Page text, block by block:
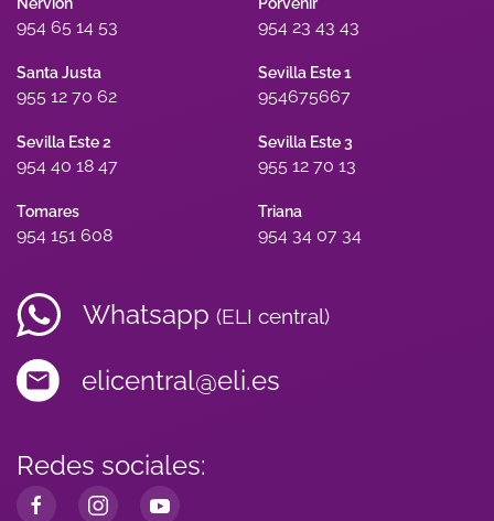
954 65 14 53 954 23 43 43
Santa Justa
955 12 70 62
Sevilla Este 1
954675667
Sevilla Este 2
954 40 18 47
Sevilla Este 3
955 12 70 13
Tomares
954 151 608
Triana
954 34 07 34
Whatsapp (ELI central)
elicentral@eli.es
Redes sociales: